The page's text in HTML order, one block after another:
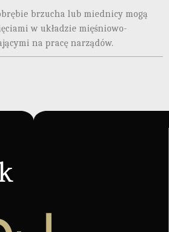
brzucha lub miednicy mogą
w układzie mięśniowo-
na pracę narządów.